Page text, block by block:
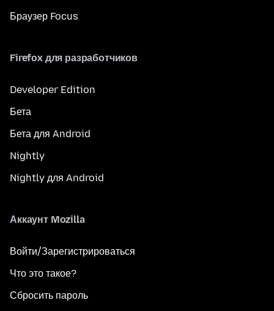
Браузер Focus
Firefox для разработчиков
Developer Edition
Бета
Бета для Android
Nightly
Nightly для Android
Аккаунт Mozilla
Войти/Зарегистрироваться
Что это такое?
Сбросить пароль